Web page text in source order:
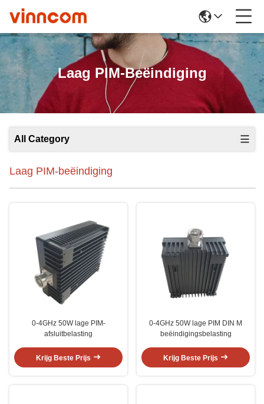
Laag PIM-Beëindiging
All Category
Laag PIM-beëindiging
0-4GHz 50W lage PIM-
afsluitbelasting
Krijg Beste Prijs
0-4GHz 50W lage PIM DIN M
beëindigingsbelasting
Krijg Beste Prijs